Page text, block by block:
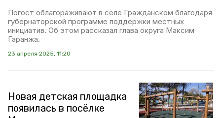
Погост облагораживают в селе Гражданском благодаря
губернаторской программе поддержки местных
инициатив. Об этом рассказал глава округа Максим
Гаранжа.
23 апреля 2025, 11:20
Новая детская площадка
появилась в посёлке